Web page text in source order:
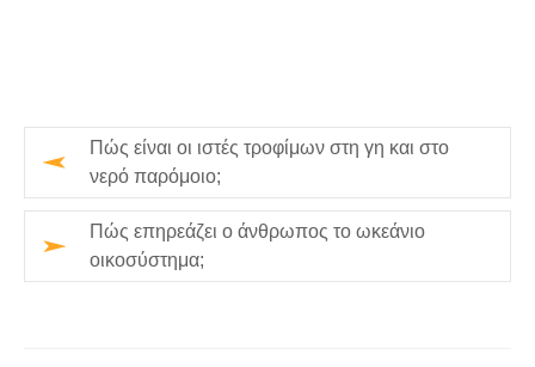
Πώς είναι οι ιστές τροφίμων στη γη και στο
νερό παρόμοιο;
Πώς επηρεάζει ο άνθρωπος το ωκεάνιο
οικοσύστημα;